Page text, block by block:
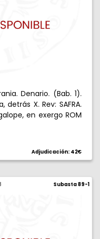
Denario. (Bab. 1).
X. Rev: SAFRA.
en exergo ROM
Adjudicación: 42€
Subasta 89-1